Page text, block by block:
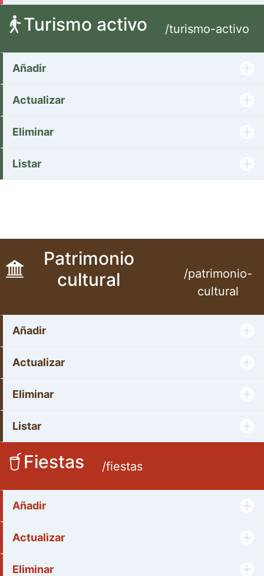
Turismo activo /turismo-activo
Añadir
Actualizar
Eliminar
Listar
Patrimonio
cultural
/patrimonio-
cultural
Añadir
Actualizar
Eliminar
Listar
Fiestas /fiestas
Añadir
Actualizar
Eliminar